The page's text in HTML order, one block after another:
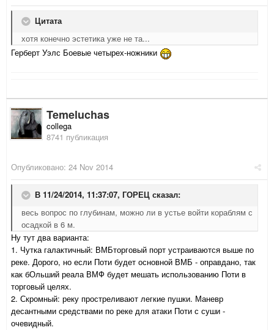
Цитата
хотя конечно эстетика уже не та...
Герберт Уэлс Боевые четырех-ножники
Temeluchas
collega
8741 публикация
Опубликовано: 24 Nov 2014
В 11/24/2014, 11:37:07, ГОРЕЦ сказал:
весь вопрос по глубинам, можно ли в устье войти кораблям с
осадкой в 6 м.
Ну тут два варианта:
1. Чутка галактичный: ВМБторговый порт устраиваются выше по
реке. Дорого, но если Поти будет основной ВМБ - оправдано, так
как бОльший реала ВМФ будет мешать использованию Поти в
торговый целях.
2. Скромный: реку простреливают легкие пушки. Маневр
десантными средствами по реке для атаки Поти с суши -
очевидный.